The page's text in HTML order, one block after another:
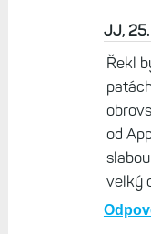
JJ,
Řekl
od
velký